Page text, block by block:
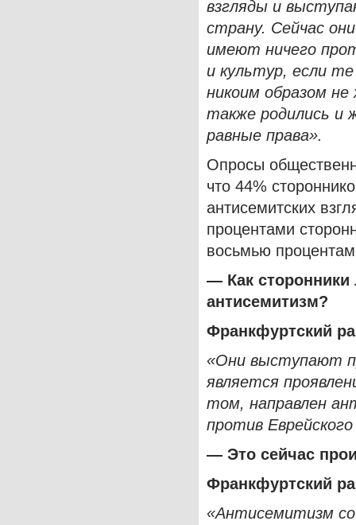
взгляды и
страну. Сейчас
имеют ничего
и культур, если
никоим образом
также родились и
равные права».
Опросы
что 44%
антисемитских
процентами
восьмью
— Как
антисемитизм?
Франкфуртский
«Они выступают
является
том, направлен
против
— Это сейчас
Франкфуртский
«Антисемитизм